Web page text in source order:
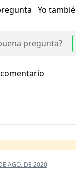
Yo
pregunta?
AGO. DE 2020